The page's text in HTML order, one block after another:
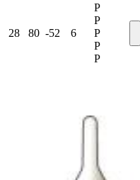
28 80 -52 6
P
P
P
P
P